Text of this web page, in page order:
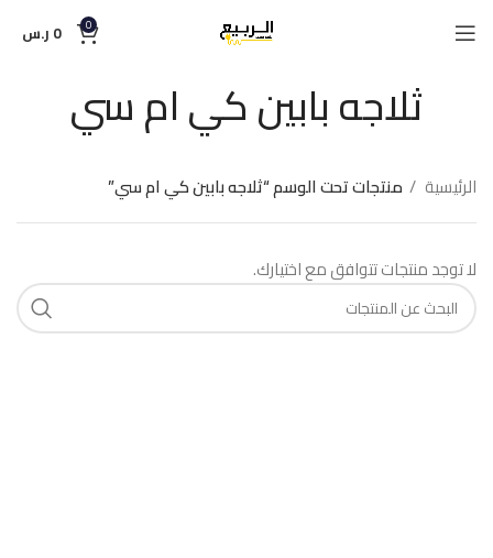
0
0 ر.س
ثلاجه بابين كي ام سي
الرئيسية منتجات تحت الوسم “ثلاجه بابين كي ام سي”
لا توجد منتجات تتوافق مع اختيارك.